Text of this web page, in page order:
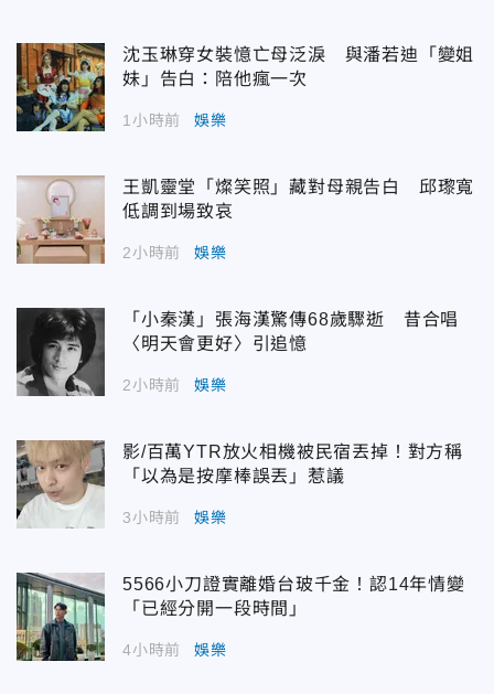
沈玉琳穿女裝憶亡母泛淚 與潘若迪「變姐
妹」告白：陪他瘋一次
1小時前 娛樂
王凱靈堂「燦笑照」藏對母親告白 邱瓈寬
低調到場致哀
2小時前 娛樂
「小秦漢」張海漢驚傳68歲驟逝 昔合唱
〈明天會更好〉引追憶
2小時前 娛樂
影/百萬YTR放火相機被民宿丟掉！對方稱
「以為是按摩棒誤丟」惹議
3小時前 娛樂
5566小刀證實離婚台玻千金！認14年情變
「已經分開一段時間」
4小時前 娛樂